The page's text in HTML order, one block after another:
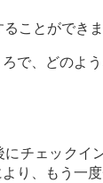
ことができま
で、どのよ
にチェックイ
り、もう一